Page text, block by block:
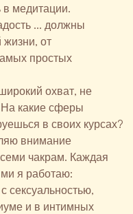
в медитации.
... должны
жизни, от
простых
охват, не
На какие сферы
в своих курсах?
внимание
чакрам. Каждая
я работаю:
сексуальностью,
и в интимных